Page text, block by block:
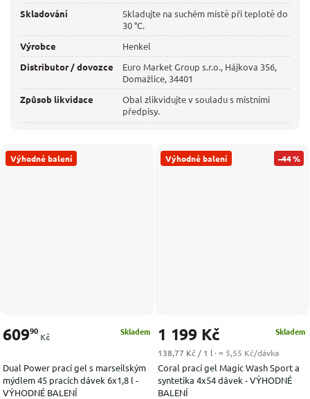
Skladování
Skladujte na suchém místě při teplotě do
30 °C.
Výrobce
Henkel
Distributor / dovozce
Euro Market Group s.r.o., Hájkova 356,
Domažlice, 34401
Způsob likvidace
Obal zlikvidujte v souladu s místními
předpisy.
Výhodné balení
Dual Power prací gel s marseilským
mýdlem 45 pracích dávek 6x1,8 l -
VÝHODNÉ BALENÍ
Skladem
60990
Kč
Výhodné balení –44 %
Coral prací gel Magic Wash Sport a
syntetika 4x54 dávek - VÝHODNÉ
BALENÍ
Skladem
1 199 Kč
Měrná cena:
138,77 Kč / 1 l · ≈ 5,55 Kč/dávka